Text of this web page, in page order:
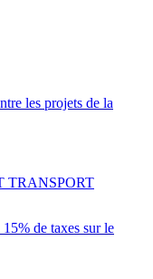
les projets de la
de taxes sur le
TRANSPORT